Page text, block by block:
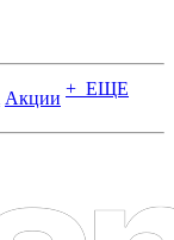
Акции + ЕЩЕ